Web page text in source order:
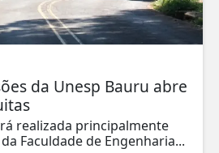
da Unesp Bauru abre
realizada principalmente
Faculdade de Engenharia...